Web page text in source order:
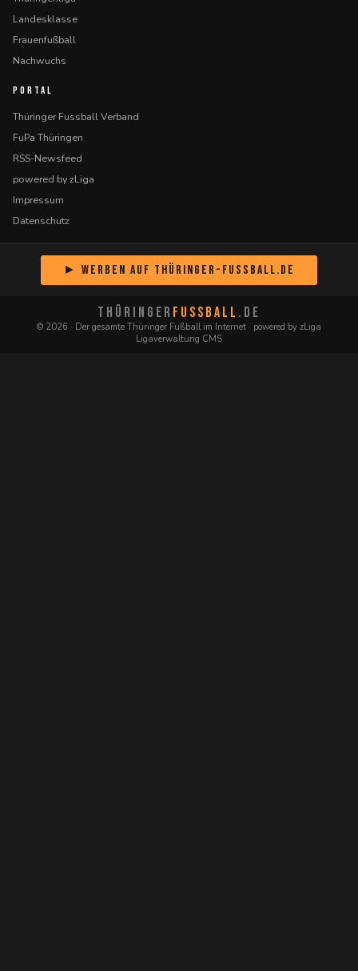
Landesklasse
Frauenfußball
Nachwuchs
PORTAL
Thüringer Fussball Verband
FuPa Thüringen
RSS-Newsfeed
powered by zLiga
Impressum
Datenschutz
► Werben auf Thüringer-Fussball.de
THÜRINGER FUSSBALL .DE
© 2026 · Der gesamte Thüringer Fußball im Internet · powered by zLiga
Ligaverwaltung CMS